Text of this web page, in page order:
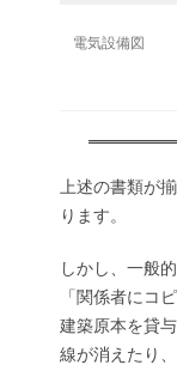
電気設備図
上述の書類が
ります。
しかし、一般
「関係者にコ
建築原本を貸
線が消えたり